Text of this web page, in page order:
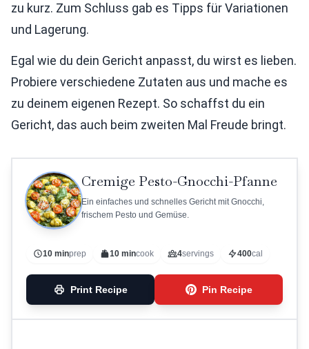
zu kurz. Zum Schluss gab es Tipps für Variationen
und Lagerung.
Egal wie du dein Gericht anpasst, du wirst es lieben.
Probiere verschiedene Zutaten aus und mache es
zu deinem eigenen Rezept. So schaffst du ein
Gericht, das auch beim zweiten Mal Freude bringt.
Cremige Pesto-Gnocchi-Pfanne
Ein einfaches und schnelles Gericht mit Gnocchi,
frischem Pesto und Gemüse.
10 minprep 10 mincook 4servings 400cal
Print Recipe Pin Recipe